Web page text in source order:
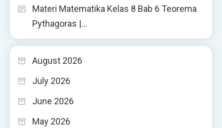
Materi Matematika Kelas 8 Bab 6 Teorema
Pythagoras |…
August 2026
July 2026
June 2026
May 2026